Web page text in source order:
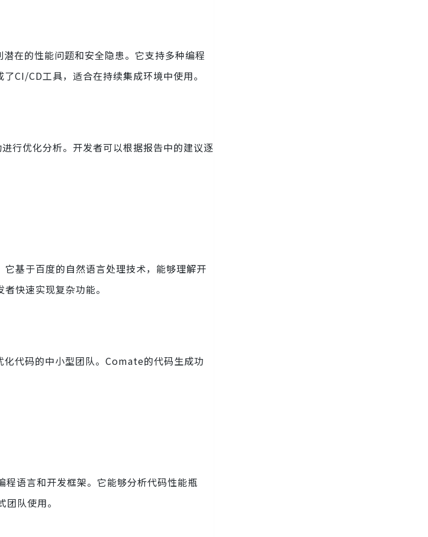
在的性能问题和安全隐患。它支持多种编程
了CI/CD工具，适合在持续集成环境中使用。
行优化分析。开发者可以根据报告中的建议逐
基于百度的自然语言处理技术，能够理解开
快速实现复杂功能。
化代码的中小型团队。Comate的代码生成功
语言和开发框架。它能够分析代码性能瓶
队使用。